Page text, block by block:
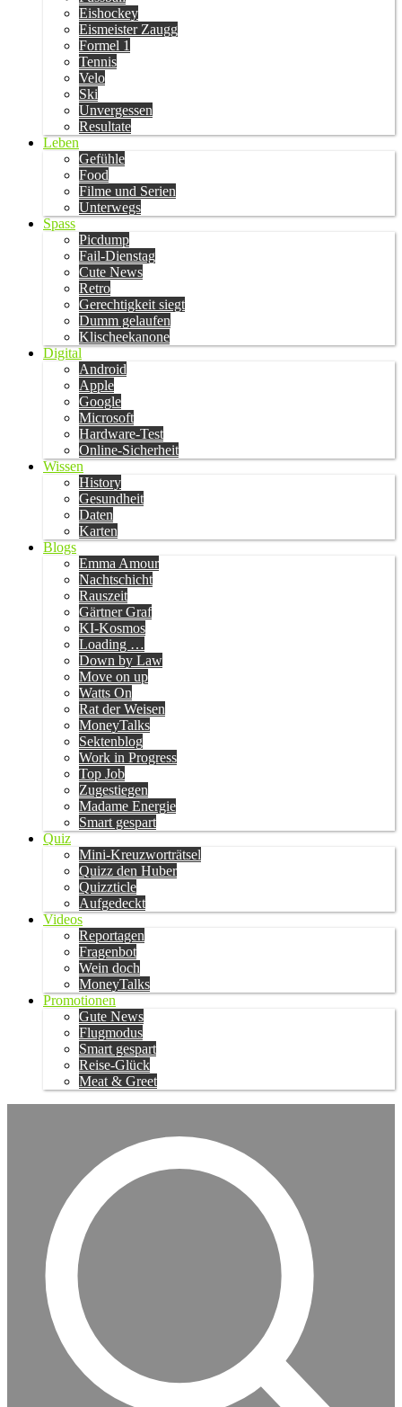
Eishockey
Eismeister Zaugg
Formel 1
Tennis
Velo
Ski
Unvergessen
Resultate
Leben
Gefühle
Food
Filme und Serien
Unterwegs
Spass
Picdump
Fail-Dienstag
Cute News
Retro
Gerechtigkeit siegt
Dumm gelaufen
Klischeekanone
Digital
Android
Apple
Google
Microsoft
Hardware-Test
Online-Sicherheit
Wissen
History
Gesundheit
Daten
Karten
Blogs
Emma Amour
Nachtschicht
Rauszeit
Gärtner Graf
KI-Kosmos
Loading …
Down by Law
Move on up
Watts On
Rat der Weisen
MoneyTalks
Sektenblog
Work in Progress
Top Job
Zugestiegen
Madame Energie
Smart gespart
Quiz
Mini-Kreuzworträtsel
Quizz den Huber
Quizzticle
Aufgedeckt
Videos
Reportagen
Fragenbot
Wein doch
MoneyTalks
Promotionen
Gute News
Flugmodus
Smart gespart
Reise-Glück
Meat & Greet